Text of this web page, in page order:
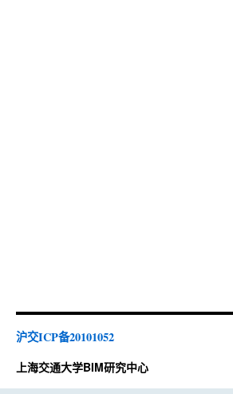
沪交ICP备20101052
上海交通大学BIM研究中心